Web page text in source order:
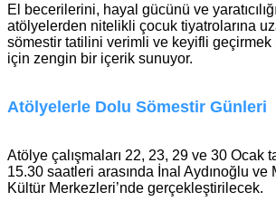
El becerilerini, hayal gücünü ve
atölyelerden nitelikli çocuk tiyatrolarına
sömestir tatilini verimli ve keyifli
için zengin bir içerik sunuyor.
Atölyelerle Dolu Sömestir Günleri
Atölye çalışmaları 22, 23, 29 ve 30 Ocak
15.30 saatleri arasında İnal Aydınoğlu ve
Kültür Merkezleri’nde gerçekleştirilecek.